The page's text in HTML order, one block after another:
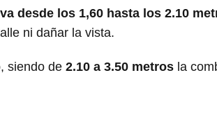
desde los 1,60 hasta los 2.10
ni dañar la vista.
siendo de 2.10 a 3.50 metros la